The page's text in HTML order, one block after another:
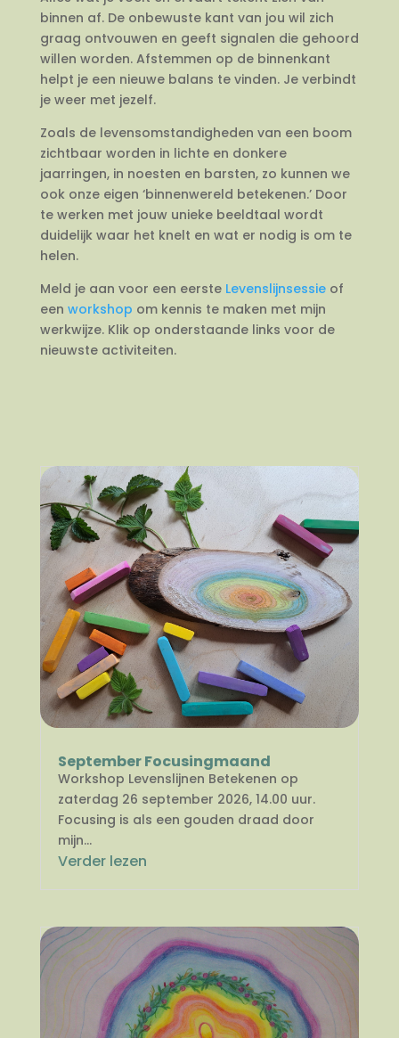
binnen af. De onbewuste kant van jou wil zich
graag ontvouwen en geeft signalen die gehoord
willen worden. Afstemmen op de binnenkant
helpt je een nieuwe balans te vinden. Je verbindt
je weer met jezelf.
Zoals de levensomstandigheden van een boom
zichtbaar worden in lichte en donkere
jaarringen, in noesten en barsten, zo kunnen we
ook onze eigen ‘binnenwereld betekenen.’ Door
te werken met jouw unieke beeldtaal wordt
duidelijk waar het knelt en wat er nodig is om te
helen.
Meld je aan voor een eerste Levenslijnsessieof
een workshop om kennis te maken met mijn
werkwijze. Klik op onderstaande links voor de
nieuwste activiteiten.
September Focusingmaand
Workshop Levenslijnen Betekenen op
zaterdag 26 september 2026, 14.00 uur.
Focusing is als een gouden draad door
mijn...
Verder lezen